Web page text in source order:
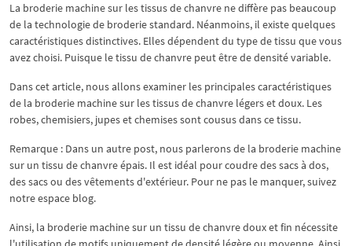
La broderie machine sur les tissus de chanvre ne diffère pas beaucoup
de la technologie de broderie standard. Néanmoins, il existe quelques
caractéristiques distinctives. Elles dépendent du type de tissu que vous
avez choisi. Puisque le tissu de chanvre peut être de densité variable.
Dans cet article, nous allons examiner les principales caractéristiques
de la broderie machine sur les tissus de chanvre légers et doux. Les
robes, chemisiers, jupes et chemises sont cousus dans ce tissu.
Remarque : Dans un autre post, nous parlerons de la broderie machine
sur un tissu de chanvre épais. Il est idéal pour coudre des sacs à dos,
des sacs ou des vêtements d'extérieur. Pour ne pas le manquer, suivez
notre espace blog.
Ainsi, la broderie machine sur un tissu de chanvre doux et fin nécessite